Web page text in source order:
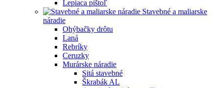
Lepiaca pištoľ
Stavebné a maliarske
náradie
Ohýbačky drôtu
Laná
Rebríky
Ceruzky
Murárske náradie
Sitá stavebné
Škrabák AL